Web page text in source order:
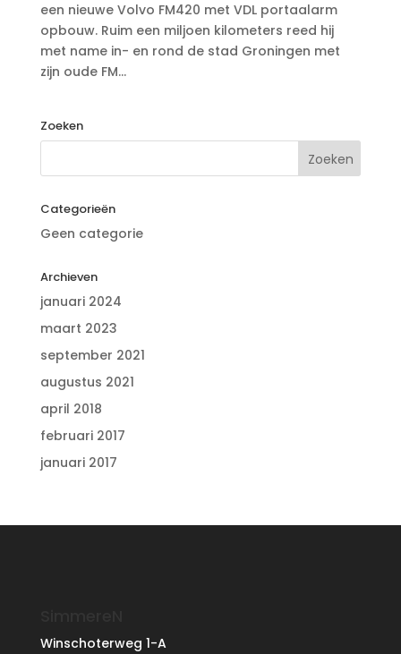
een nieuwe Volvo FM420 met VDL portaalarm
opbouw. Ruim een miljoen kilometers reed hij
met name in- en rond de stad Groningen met
zijn oude FM...
Zoeken
Categorieën
Geen categorie
Archieven
januari 2024
maart 2023
september 2021
augustus 2021
april 2018
februari 2017
januari 2017
Winschoterweg 1-A